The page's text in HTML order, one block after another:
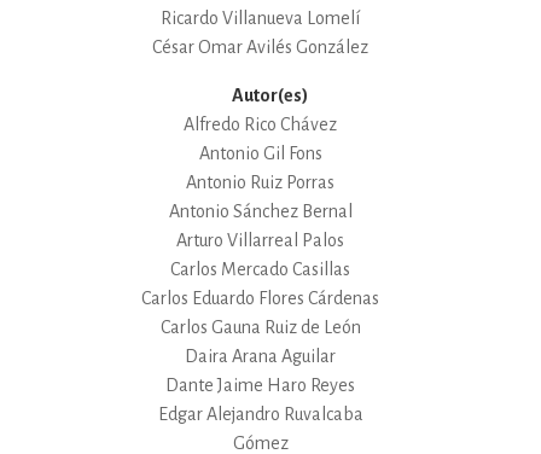
Ricardo Villanueva Lomelí
César Omar Avilés González
Autor(es)
Alfredo Rico Chávez
Antonio Gil Fons
Antonio Ruiz Porras
Antonio Sánchez Bernal
Arturo Villarreal Palos
Carlos Mercado Casillas
Carlos Eduardo Flores Cárdenas
Carlos Gauna Ruiz de León
Daira Arana Aguilar
Dante Jaime Haro Reyes
Edgar Alejandro Ruvalcaba
Gómez